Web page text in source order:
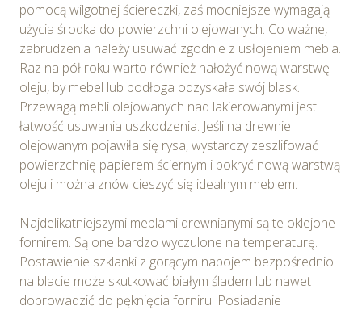
pomocą wilgotnej ściereczki, zaś mocniejsze wymagają
użycia środka do powierzchni olejowanych. Co ważne,
zabrudzenia należy usuwać zgodnie z usłojeniem mebla.
Raz na pół roku warto również nałożyć nową warstwę
oleju, by mebel lub podłoga odzyskała swój blask.
Przewagą mebli olejowanych nad lakierowanymi jest
łatwość usuwania uszkodzenia. Jeśli na drewnie
olejowanym pojawiła się rysa, wystarczy zeszlifować
powierzchnię papierem ściernym i pokryć nową warstwą
oleju i można znów cieszyć się idealnym meblem.
Najdelikatniejszymi meblami drewnianymi są te oklejone
fornirem. Są one bardzo wyczulone na temperaturę.
Postawienie szklanki z gorącym napojem bezpośrednio
na blacie może skutkować białym śladem lub nawet
doprowadzić do pęknięcia forniru. Posiadanie